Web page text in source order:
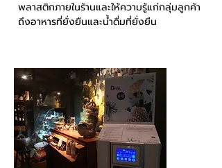
พลาสติกภายในร้านและให้ความรู้แก่กลุ่มลูกค้า
ถึงอาหารที่ยั่งยืนและน้ำดื่มที่ยั่งยืน